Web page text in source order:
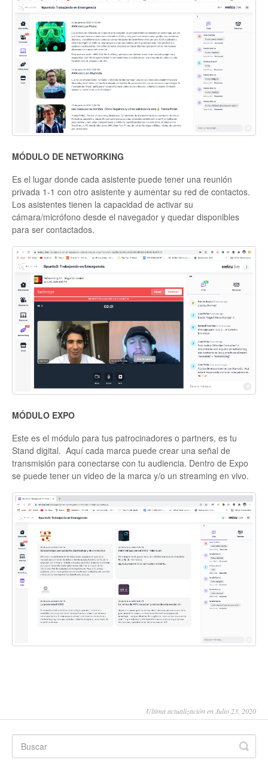
MÓDULO DE NETWORKING
Es el lugar donde cada asistente puede tener una reunión
privada 1-1 con otro asistente y aumentar su red de contactos.
Los asistentes tienen la capacidad de activar su
cámara/micrófono desde el navegador y quedar disponibles
para ser contactados.
MÓDULO EXPO
Este es el módulo para tus patrocinadores o partners, es tu
Stand digital. Aquí cada marca puede crear una señal de
transmisión para conectarse con tu audiencia. Dentro de Expo
se puede tener un video de la marca y/o un streaming en vivo.
Ultima actualización en Julio 23, 2020